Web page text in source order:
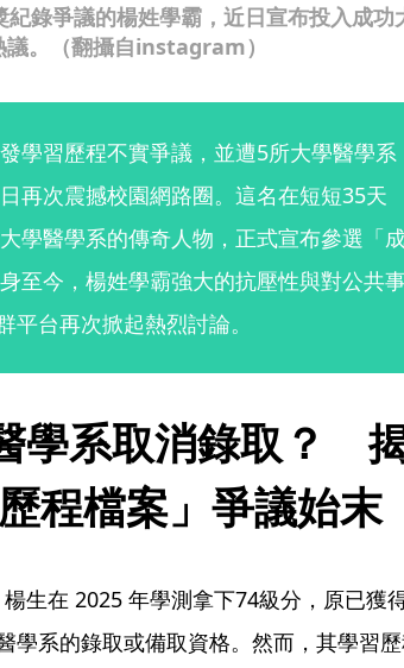
錄爭議的楊姓學霸，近日宣布投入成功
。（翻攝自instagram）
學習歷程不實爭議，並遭5所大學醫學系
再次震撼校園網路圈。這名在短短35天
學醫學系的傳奇人物，正式宣布參選「
至今，楊姓學霸強大的抗壓性與對公共
台再次掀起熱烈討論。
學系取消錄取？　
程檔案」爭議始末
生在 2025 年學測拿下74級分，原已獲
學系的錄取或備取資格。然而，其學習